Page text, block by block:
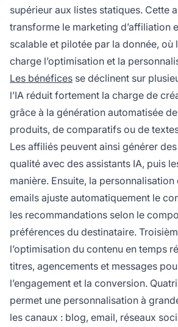
supérieur aux listes statiques. Cette
transforme le marketing d’affiliation
scalable et pilotée par la donnée, où
charge l’optimisation et la
Les bénéfices se déclinent sur
l’IA réduit fortement la charge de
grâce à la génération automatisée
produits, de comparatifs ou de
Les affiliés peuvent ainsi générer
qualité avec des assistants IA, puis
manière. Ensuite, la
emails ajuste automatiquement le
les recommandations selon le
préférences du destinataire.
l’optimisation du contenu en temps
titres, agencements et messages
l’engagement et la conversion.
permet une personnalisation à
les canaux : blog, email, réseaux